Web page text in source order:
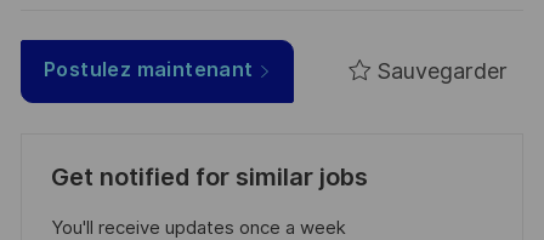
Postulez maintenant Sauvegarder
Get notified for similar jobs
You'll receive updates once a week